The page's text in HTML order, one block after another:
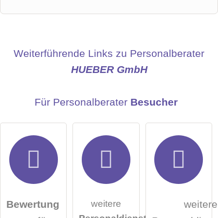
Name
Weiterführende Links zu Personalberater
HUEBER GmbH
Für Personalberater Besucher
Bewertung
weitere
weitere